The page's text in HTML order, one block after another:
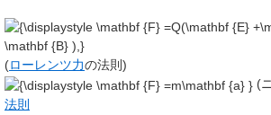
(ローレンツ力の法則)
(
法則